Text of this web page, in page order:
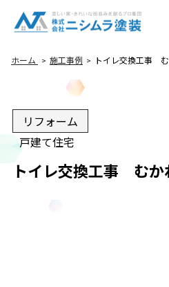
ホーム 施工事例 トイレ交換工事
リフォーム
戸建て住宅
トイレ交換工事 むか